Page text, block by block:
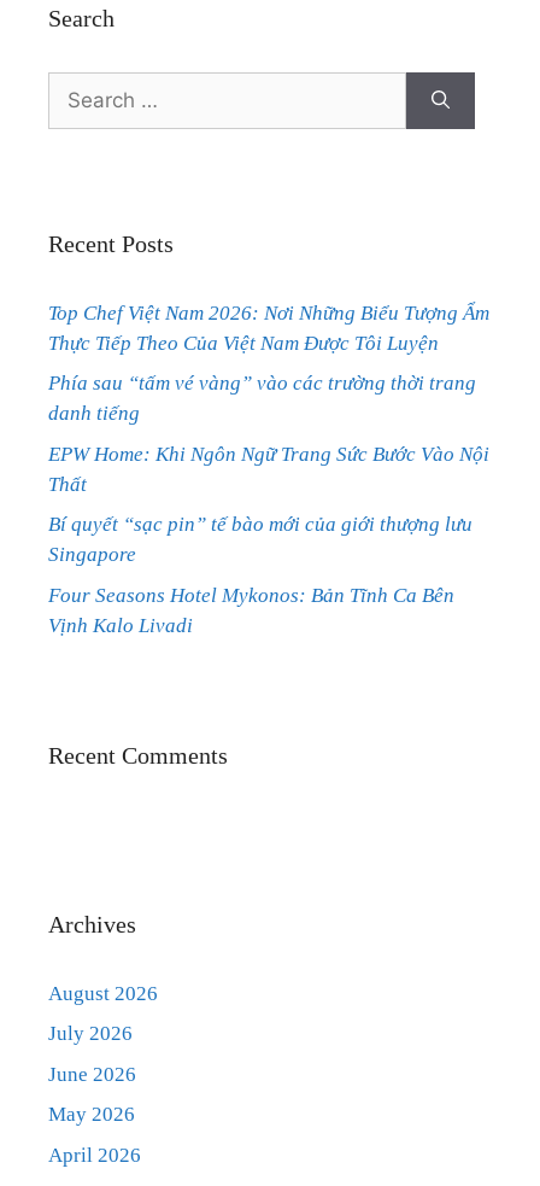
Search
for:
Recent Posts
Top Chef Việt Nam 2026: Nơi Những Biểu Tượng Ẩm
Thực Tiếp Theo Của Việt Nam Được Tôi Luyện
Phía sau “tấm vé vàng” vào các trường thời trang
danh tiếng
EPW Home: Khi Ngôn Ngữ Trang Sức Bước Vào Nội
Thất
Bí quyết “sạc pin” tế bào mới của giới thượng lưu
Singapore
Four Seasons Hotel Mykonos: Bản Tĩnh Ca Bên
Vịnh Kalo Livadi
Recent Comments
Archives
August 2026
July 2026
June 2026
May 2026
April 2026